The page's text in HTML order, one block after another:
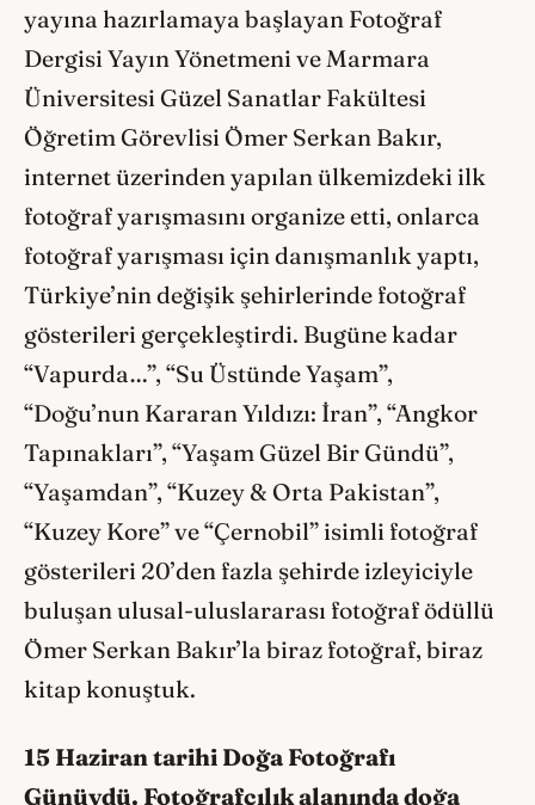
yayına hazırlamaya başlayan Fotoğraf
Dergisi Yayın Yönetmeni ve Marmara
Üniversitesi Güzel Sanatlar Fakültesi
Öğretim Görevlisi Ömer Serkan Bakır,
internet üzerinden yapılan ülkemizdeki ilk
fotoğraf yarışmasını organize etti, onlarca
fotoğraf yarışması için danışmanlık yaptı,
Türkiye’nin değişik şehirlerinde fotoğraf
gösterileri gerçekleştirdi. Bugüne kadar
“Vapurda…”, “Su Üstünde Yaşam”,
“Doğu’nun Kararan Yıldızı: İran”, “Angkor
Tapınakları”, “Yaşam Güzel Bir Gündü”,
“Yaşamdan”, “Kuzey & Orta Pakistan”,
“Kuzey Kore” ve “Çernobil” isimli fotoğraf
gösterileri 20’den fazla şehirde izleyiciyle
buluşan ulusal-uluslararası fotoğraf ödüllü
Ömer Serkan Bakır’la biraz fotoğraf, biraz
kitap konuştuk.
15 Haziran tarihi Doğa Fotoğrafı
Günüydü. Fotoğrafçılık alanında doğa